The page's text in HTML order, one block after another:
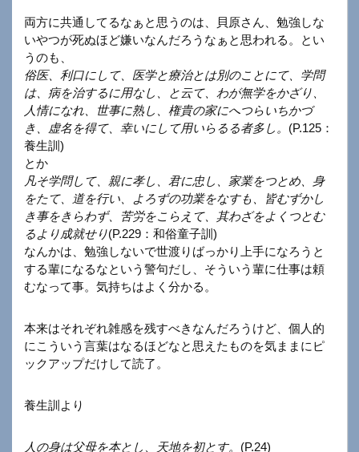
両方に共通してるなぁと思うのは、貝原さん、勉強しな
いやつが死ぬほど嫌いなんだろうなぁと思われる。とい
うのも、
俗医、利口にして、医学と療治とは別のことにて、学問
は、病を治するに用なし、と云て、わが無学をかざり、
人情になれ、世事に熟し、権貴の家にへつらいちかづ
き、虚名を得て、幸いにして用いらるる者多し。 (P.125：
養生訓)
とか
凡そ学問して、親に孝し、君に忠し、家業をつとめ、身
をたて、道を行い、よろずの功業をなすも、皆むずかし
き事をきらわず、苦労をこらえて、其わざをよくつとむ
るより成就せり(P.229：和俗童子訓)
なんかは、勉強しないで世渡りばっかり上手になろうと
する輩になるなという警句だし、そういう輩に仕事は頼
むなって事。気持ちはよく分かる。
本来はそれぞれ雑感を残すべきなんだろうけど、個人的
にこういう言葉はなるほどなと思えたものを気ままにピ
ックアップだけして読了。
養生訓より
人の身は父母を本とし、天地を初とす。 (P.24)